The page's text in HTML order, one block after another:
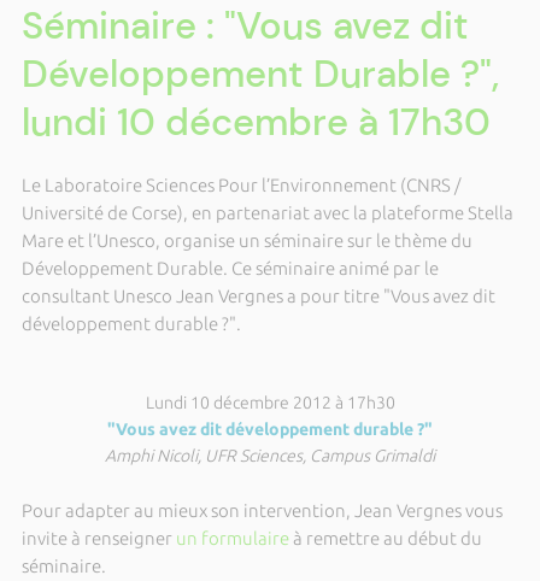
Séminaire : "Vous avez dit
Développement Durable ?",
lundi 10 décembre à 17h30
Le Laboratoire Sciences Pour l’Environnement (CNRS /
Université de Corse), en partenariat avec la plateforme Stella
Mare et l’Unesco, organise un séminaire sur le thème du
Développement Durable. Ce séminaire animé par le
consultant Unesco Jean Vergnes a pour titre "Vous avez dit
développement durable ?".
Lundi 10 décembre 2012 à 17h30
"Vous avez dit développement durable ?"
Amphi Nicoli, UFR Sciences, Campus Grimaldi
Pour adapter au mieux son intervention, Jean Vergnes vous
invite à renseigner un formulaireà remettre au début du
séminaire.